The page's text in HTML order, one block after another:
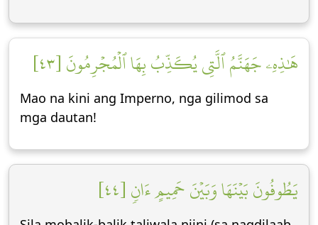
هَٰذِهِۦ جَهَنَّمُ ٱلَّتِي يُكَذِّبُ بِهَا ٱلۡمُجۡرِمُونَ [٤٣]
Mao na kini ang Imperno, nga gilimod sa
mga dautan!
يَطُوفُونَ بَيۡنَهَا وَبَيۡنَ حَمِيمٍ ءَانٖ [٤٤]